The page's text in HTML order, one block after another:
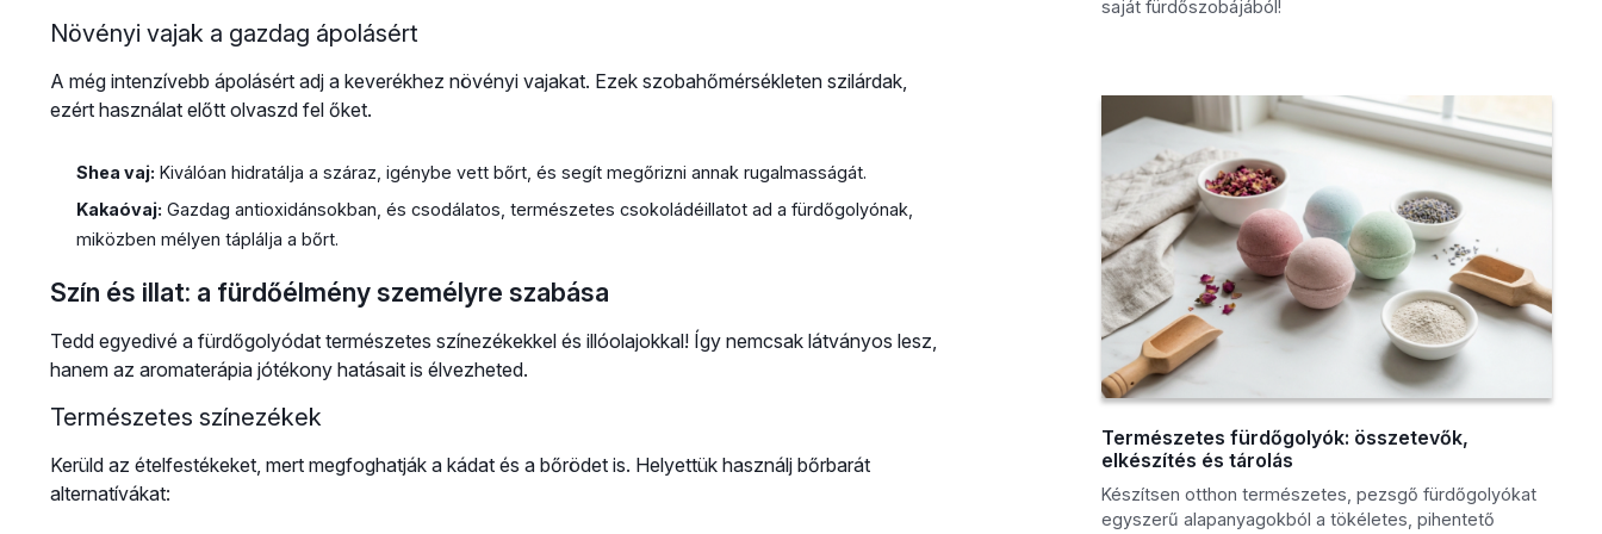
Növényi vajak a gazdag ápolásért
A még intenzívebb ápolásért adj a keverékhez növényi vajakat. Ezek szobahőmérsékleten szilárdak,
ezért használat előtt olvaszd fel őket.
Shea vaj: Kiválóan hidratálja a száraz, igénybe vett bőrt, és segít megőrizni annak rugalmasságát.
Kakaóvaj: Gazdag antioxidánsokban, és csodálatos, természetes csokoládéillatot ad a fürdőgolyónak,
miközben mélyen táplálja a bőrt.
Szín és illat: a fürdőélmény személyre szabása
Tedd egyedivé a fürdőgolyódat természetes színezékekkel és illóolajokkal! Így nemcsak látványos lesz,
hanem az aromaterápia jótékony hatásait is élvezheted.
Természetes színezékek
Kerüld az ételfestékeket, mert megfoghatják a kádat és a bőrödet is. Helyettük használj bőrbarát
alternatívákat:
saját fürdőszobájából!
Természetes fürdőgolyók: összetevők,
elkészítés és tárolás
Készítsen otthon természetes, pezsgő fürdőgolyókat
egyszerű alapanyagokból a tökéletes, pihentető